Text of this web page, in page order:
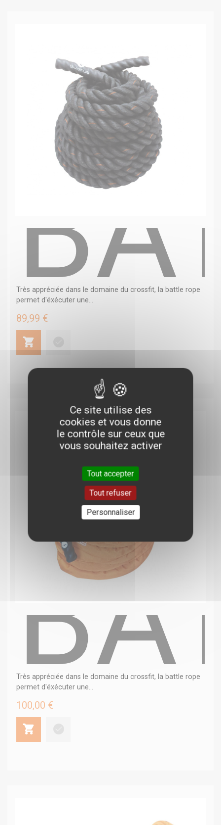
Très appréciée dans le domaine du crossfit, la battle rope
permet d'éxécuter une...
89,99 €
Très appréciée dans le domaine du crossfit, la battle rope
permet d'éxécuter une...
100,00 €
Ce site utilise des
cookies et vous donne
le contrôle sur ceux que
vous souhaitez activer
Tout accepter
Tout refuser
Personnaliser